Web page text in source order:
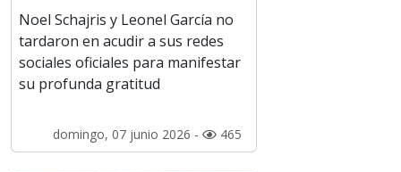
Noel Schajris y Leonel García no
tardaron en acudir a sus redes
sociales oficiales para manifestar
su profunda gratitud
domingo, 07 junio 2026 - 465